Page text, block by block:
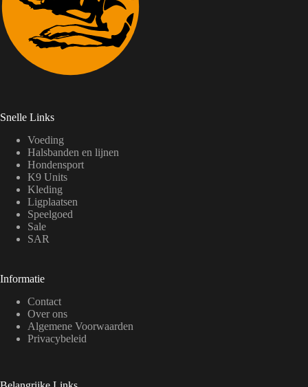
Snelle Links
Voeding
Halsbanden en lijnen
Hondensport
K9 Units
Kleding
Ligplaatsen
Speelgoed
Sale
SAR
Informatie
Contact
Over ons
Algemene Voorwaarden
Privacybeleid